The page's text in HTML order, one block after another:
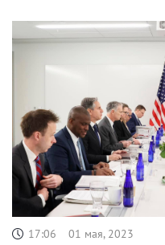
17:06 01 мая, 2023